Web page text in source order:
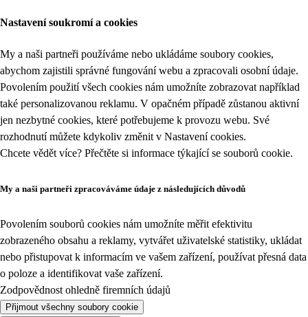
Nastavení soukromí a cookies
My a naši partneři používáme nebo ukládáme soubory cookies,
abychom zajistili správné fungování webu a zpracovali osobní údaje.
Povolením použití všech cookies nám umožníte zobrazovat například
také personalizovanou reklamu. V opačném případě zůstanou aktivní
jen nezbytné cookies, které potřebujeme k provozu webu. Své
rozhodnutí můžete kdykoliv změnit v Nastavení cookies.
Chcete vědět více? Přečtěte si informace týkající se souborů cookie.
My a naši partneři zpracováváme údaje z následujících důvodů
Povolením souborů cookies nám umožníte měřit efektivitu
zobrazeného obsahu a reklamy, vytvářet uživatelské statistiky, ukládat
nebo přistupovat k informacím ve vašem zařízení, používat přesná data
o poloze a identifikovat vaše zařízení.
Zodpovědnost ohledně firemních údajů
Přijmout všechny soubory cookie